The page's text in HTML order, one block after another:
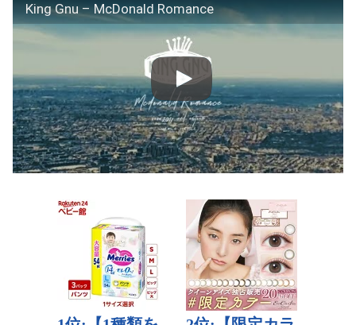
King Gnu – McDonald Romance